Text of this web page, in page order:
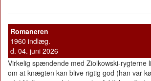
Romaneren
1960 indlæg.
d. 04. juni 2026
Virkelig spændende med Ziolkowski-rygterne
om at knægten kan blive rigtig god (han var